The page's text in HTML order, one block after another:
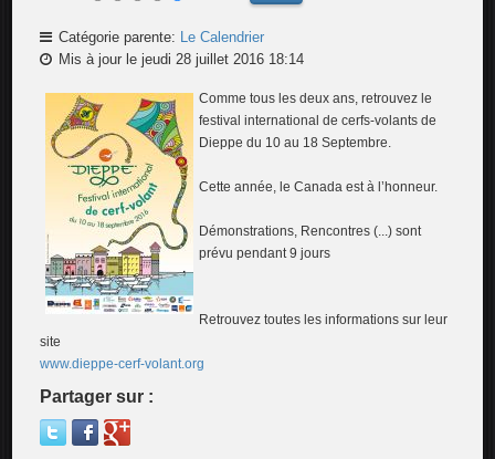
Catégorie parente: Le Calendrier
Mis à jour le jeudi 28 juillet 2016 18:14
Comme tous les deux ans, retrouvez le
festival international de cerfs-volants de
Dieppe du 10 au 18 Septembre.
Cette année, le Canada est à l’honneur.
Démonstrations, Rencontres (...) sont
prévu pendant 9 jours
Retrouvez toutes les informations sur leur
site
www.dieppe-cerf-volant.org
Partager sur :